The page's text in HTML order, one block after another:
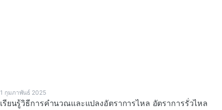
1 กุมภาพันธ์ 2025
เรียนรู้วิธีการคํานวณและแปลงอัตราการไหล อัตราการรั่วไหล